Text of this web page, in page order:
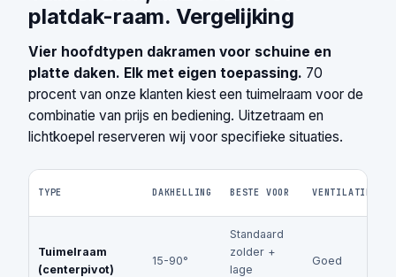
platdak-raam. Vergelijking
Vier hoofdtypen dakramen voor schuine en
platte daken. Elk met eigen toepassing. 70
procent van onze klanten kiest een tuimelraam voor de
combinatie van prijs en bediening. Uitzetraam en
lichtkoepel reserveren wij voor specifieke situaties.
TYPE DAKHELLING BESTE VOOR VENTILATIE
Tuimelraam
(centerpivot)
15-90°
Standaard
zolder +
lage
Goed